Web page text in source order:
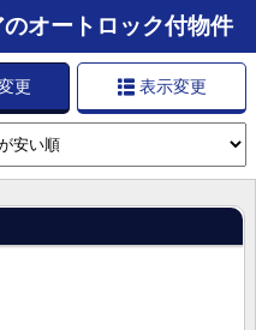
オートロック付物件
更 表示変更